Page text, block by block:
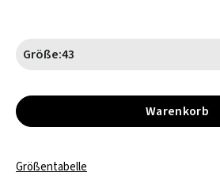
Größe:43
Warenkorb
Größentabelle